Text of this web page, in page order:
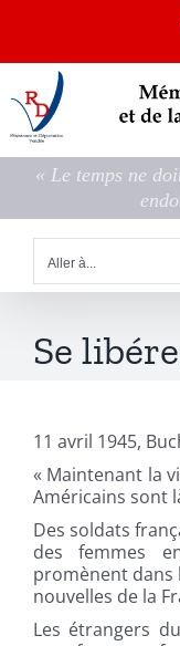
contenu
« Le temps ne
Aller à...
Se
11 avril 1945,
« Maintenant la
Américains sont
Des soldats
des femmes
promènent dans
nouvelles de la
Les étrangers